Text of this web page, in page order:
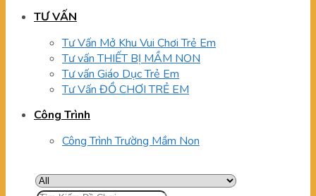
TƯ VẤN
Tư Vấn Mở Khu Vui Chơi Trẻ Em
Tư vấn THIẾT BỊ MẦM NON
Tư vấn Giáo Dục Trẻ Em
Tư Vấn ĐỒ CHƠI TRẺ EM
Công Trình
Công Trình Trường Mầm Non